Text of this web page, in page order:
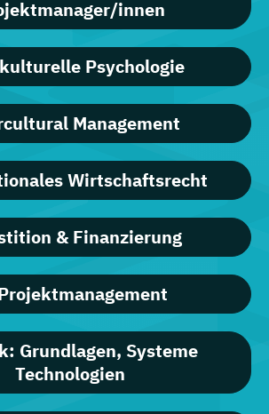
innen
Psychologie
Management
Wirtschaftsrecht
& Finanzierung
Grundlagen, Systeme
Technologien